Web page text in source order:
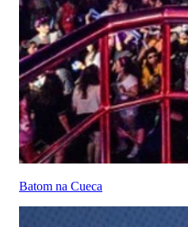
Batom na Cueca